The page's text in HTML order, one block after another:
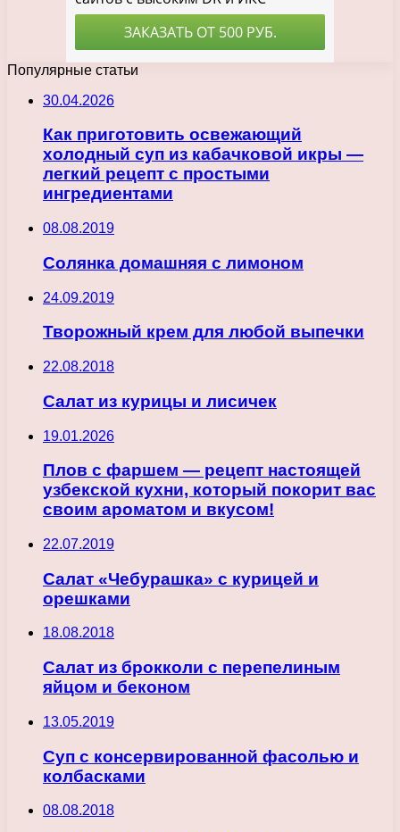
Популярные статьи
30.04.2026
Как приготовить освежающий
холодный суп из кабачковой икры —
легкий рецепт с простыми
ингредиентами
08.08.2019
Солянка домашняя с лимоном
24.09.2019
Творожный крем для любой выпечки
22.08.2018
Салат из курицы и лисичек
19.01.2026
Плов с фаршем — рецепт настоящей
узбекской кухни, который покорит вас
своим ароматом и вкусом!
22.07.2019
Салат «Чебурашка» с курицей и
орешками
18.08.2018
Салат из брокколи с перепелиным
яйцом и беконом
13.05.2019
Суп с консервированной фасолью и
колбасками
08.08.2018